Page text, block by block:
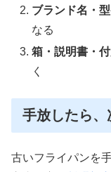
ブランド名・
なる
箱・説明書・
く
手放したら、
古いフライパンを